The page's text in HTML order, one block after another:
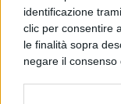
identificazione
clic per consentire
le finalità sopra
negare il